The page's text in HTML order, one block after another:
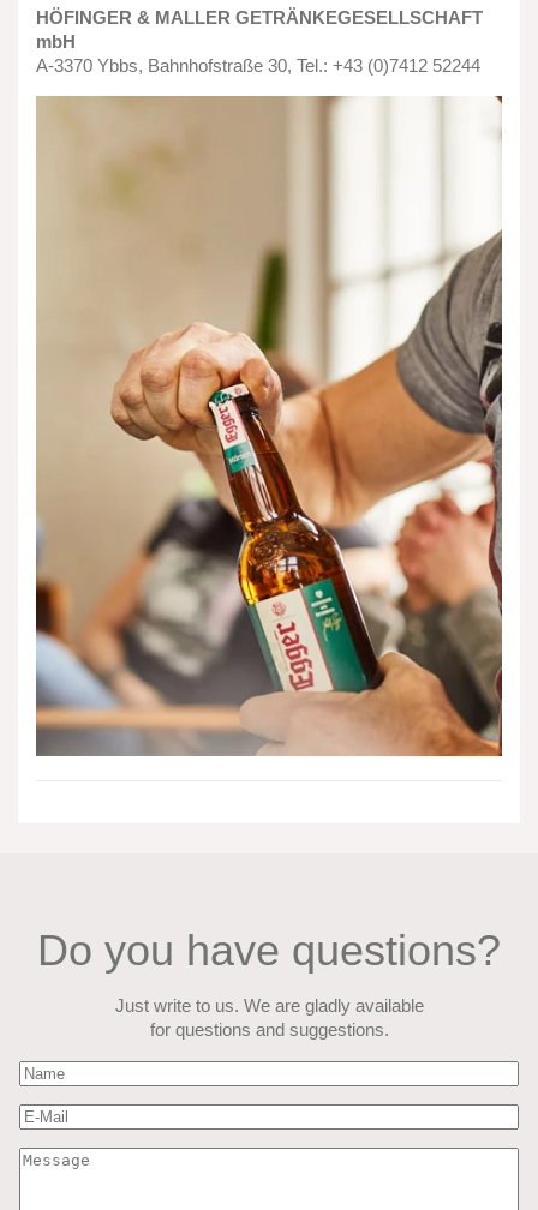
HÖFINGER & MALLER GETRÄNKEGESELLSCHAFT
mbH
A-3370 Ybbs, Bahnhofstraße 30, Tel.: +43 (0)7412 52244
Do you have questions?
Just write to us. We are gladly available
for questions and suggestions.